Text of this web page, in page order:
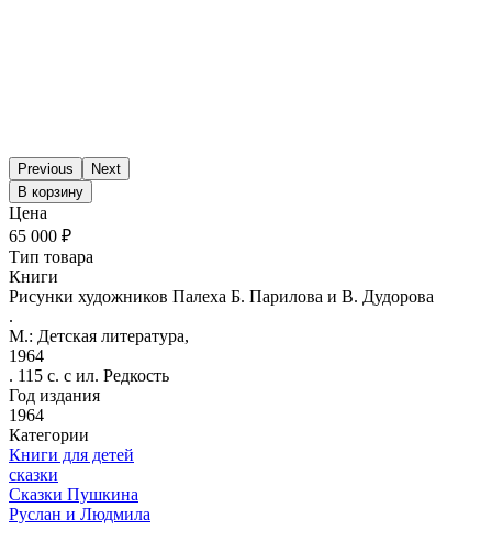
Previous
Next
В корзину
Цена
65 000 ₽
Тип товара
Книги
Рисунки художников Палеха Б. Парилова и В. Дудорова
.
М.: Детская литература,
1964
. 115 с. с ил. Редкость
Год издания
1964
Категории
Книги для детей
сказки
Сказки Пушкина
Руслан и Людмила